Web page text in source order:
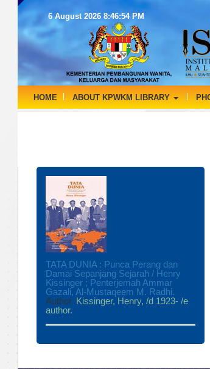
6 August 2026 8:46:54 PM
HOME ABOUT KPWKM LIBRARY
TATA DUNIA : Punca Perang dan
Damai Sepanjang Sejarah / Henry
Kissinger ; Penterjemah Ammar
Gazali, Al-Mustaqeem M. Radhi.
Author Kissinger, Henry, /d 1923- /e
author.